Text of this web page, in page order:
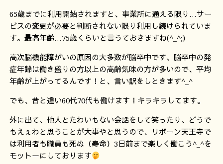
65歳までに利用開始されますと、事業所に通える限り…サー
ビスの変更が必要と判断されない限り利用し続けられていま
す。最高年齢…75歳くらいと言うておきますね(^_^;)
高次脳機能障がいの原因の大多数が脳卒中です、脳卒中の発
症年齢は働き盛りの方以上の高齢気味の方が多いので、平均
年齢が上がってるんです！と、言い訳をしときます^_^
でも、昔と違い60代70代も働けます！キラキラしてます。
外に出て、他人とたわいもない会話をして笑ったり、どうで
もえぇわと思うことが大事やと思うので、リボーン天王寺で
は利用者も職員も死ぬ（寿命）3日前まで楽しく働こう^_^を
モットーにしております